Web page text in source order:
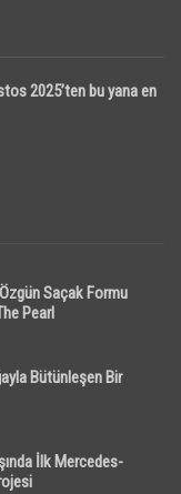
2025’ten bu yana en
Saçak Formu
Pearl
Bütünleşen Bir
İlk Mercedes-